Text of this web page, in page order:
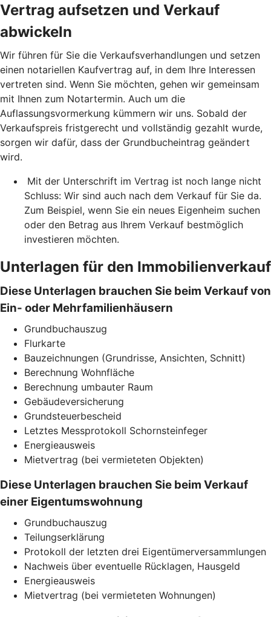
Vertrag aufsetzen und Verkauf
abwickeln
Wir führen für Sie die Verkaufsverhandlungen und setzen
einen notariellen Kaufvertrag auf, in dem Ihre Interessen
vertreten sind. Wenn Sie möchten, gehen wir gemeinsam
mit Ihnen zum Notartermin. Auch um die
Auflassungsvormerkung kümmern wir uns. Sobald der
Verkaufspreis fristgerecht und vollständig gezahlt wurde,
sorgen wir dafür, dass der Grundbucheintrag geändert
wird.
Mit der Unterschrift im Vertrag ist noch lange nicht
Schluss: Wir sind auch nach dem Verkauf für Sie da.
Zum Beispiel, wenn Sie ein neues Eigenheim suchen
oder den Betrag aus Ihrem Verkauf bestmöglich
investieren möchten.
Unterlagen für den Immobilienverkauf
Diese Unterlagen brauchen Sie beim Verkauf von
Ein- oder Mehrfamilienhäusern
Grundbuchauszug
Flurkarte
Bauzeichnungen (Grundrisse, Ansichten, Schnitt)
Berechnung Wohnfläche
Berechnung umbauter Raum
Gebäudeversicherung
Grundsteuerbescheid
Letztes Messprotokoll Schornsteinfeger
Energieausweis
Mietvertrag (bei vermieteten Objekten)
Diese Unterlagen brauchen Sie beim Verkauf
einer Eigentumswohnung
Grundbuchauszug
Teilungserklärung
Protokoll der letzten drei Eigentümerversammlungen
Nachweis über eventuelle Rücklagen, Hausgeld
Energieausweis
Mietvertrag (bei vermieteten Wohnungen)